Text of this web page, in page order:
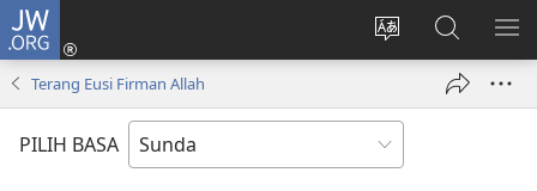
JW.ORG
Ganti
Asup
(dibuka
anyar)
Téangan
di
JW.ORG
Terang Eusi Firman Allah
PILIH BASA